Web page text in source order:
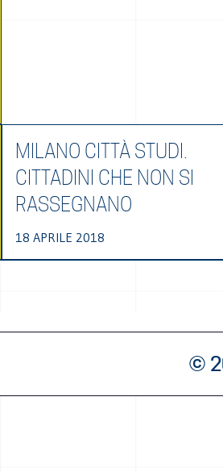
MILANO CITTÀ STUDI.
CITTADINI CHE NON SI
RASSEGNANO
18 APRILE 2018
©